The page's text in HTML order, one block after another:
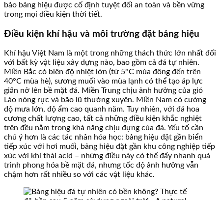
bảo bảng hiệu được cố định tuyệt đối an toàn và bền vững
trong mọi điều kiện thời tiết.
Điều kiện khí hậu và môi trường đặt bảng hiệu
Khí hậu Việt Nam là một trong những thách thức lớn nhất đối
với bất kỳ vật liệu xây dựng nào, bao gồm cả đá tự nhiên.
Miền Bắc có biên độ nhiệt lớn (từ 5°C mùa đông đến trên
40°C mùa hè), sương muối vào mùa lạnh có thể tạo áp lực
giãn nở lên bề mặt đá. Miền Trung chịu ảnh hưởng của gió
Lào nóng rực và bão lũ thường xuyên. Miền Nam có cường
độ mưa lớn, độ ẩm cao quanh năm. Tuy nhiên, với đá hoa
cương chất lượng cao, tất cả những điều kiện khắc nghiệt
trên đều nằm trong khả năng chịu đựng của đá. Yếu tố cần
chú ý hơn là các tác nhân hóa học: bảng hiệu đặt gần biển
tiếp xúc với hơi muối, bảng hiệu đặt gần khu công nghiệp tiếp
xúc với khí thải acid – những điều này có thể đẩy nhanh quá
trình phong hóa bề mặt đá, nhưng tốc độ ảnh hưởng vẫn
chậm hơn rất nhiều so với các vật liệu khác.